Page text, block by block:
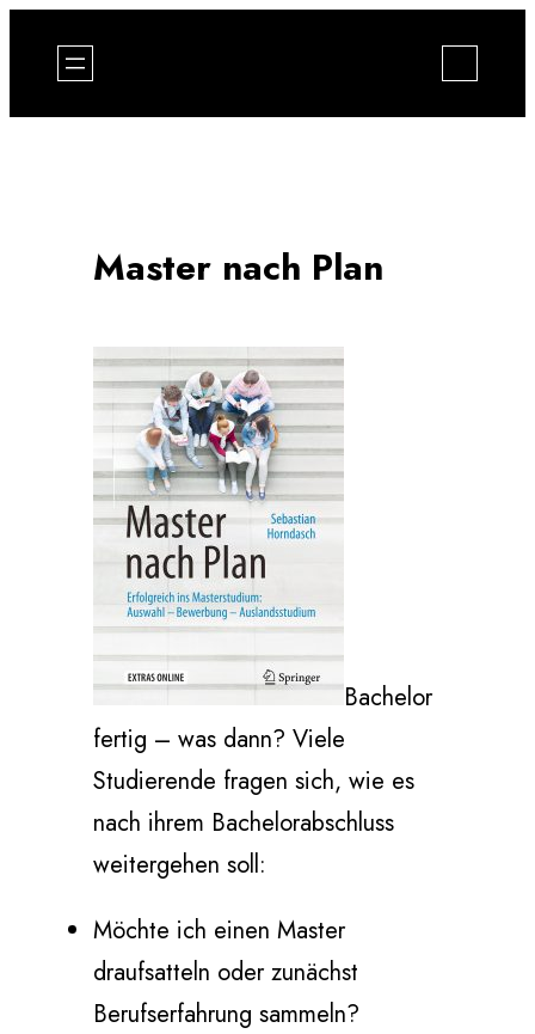
Inhalt
springen
Master nach Plan
Bachelor
fertig – was dann? Viele
Studierende fragen sich, wie es
nach ihrem Bachelorabschluss
weitergehen soll:
Möchte ich einen Master
draufsatteln oder zunächst
Berufserfahrung sammeln?